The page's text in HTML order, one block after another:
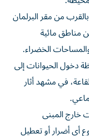
من مقر البرلمان
مناطق مائية
الخضراء.
دخول الحيوانات إلى
في مشهد أثار
خارج المبنى
أي أضرار أو تعطيل